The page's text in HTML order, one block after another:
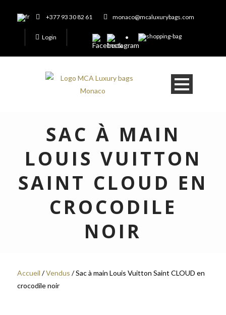
+377 93 30 82 61 monaco@mcaluxurybags.com
Login
SAC À MAIN
LOUIS VUITTON
SAINT CLOUD EN
CROCODILE
NOIR
Accueil /Vendus / Sac à main Louis Vuitton Saint CLOUD en
crocodile noir